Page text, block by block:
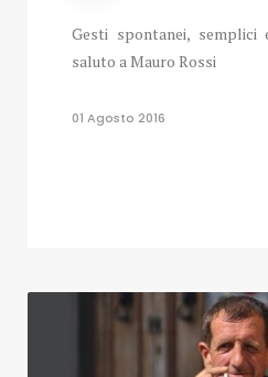
Gesti spontanei,
saluto a Mauro Rossi
01 Agosto 2016